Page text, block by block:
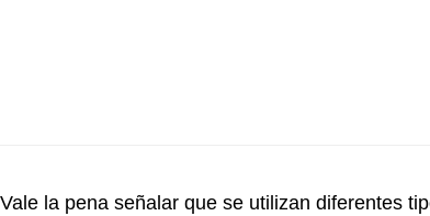
Vale la pena señalar que se utilizan diferentes